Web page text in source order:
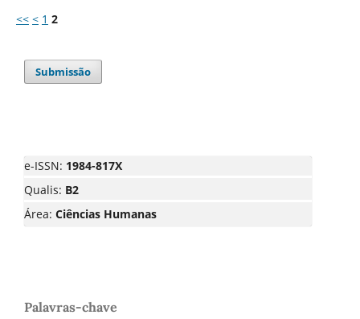
<< < 1 2
Submissão
e-ISSN: 1984-817X
Qualis: B2
Área: Ciências Humanas
Palavras-chave